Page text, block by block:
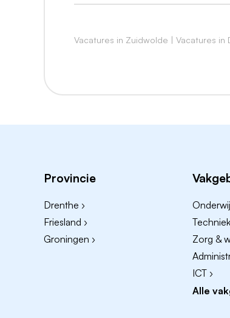
Je beschikt over:
Een heldere visie op
Sterke communicatieve
Je bent betrokken, energiek en
Wij bieden jou
Een betekenisvolle functie
Een organisatie waarin
Een professioneel netwerk
Vacatures in Zuidwolde | Vacatures in
Provincie
Drenthe ›
Friesland ›
Groningen ›
Zorg &
ICT ›
Alle